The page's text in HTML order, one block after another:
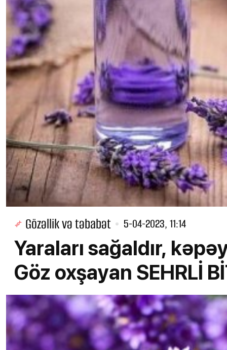
Gözəllik və təbabət 5-04-2023, 11:14
Yaraları sağaldır,
Göz oxşayan SEHRLİ